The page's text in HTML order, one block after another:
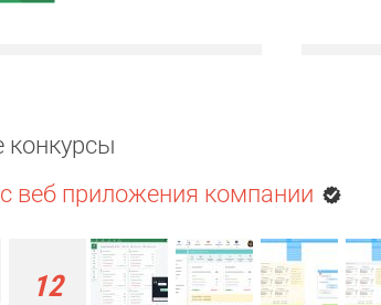
веб приложения компании
12